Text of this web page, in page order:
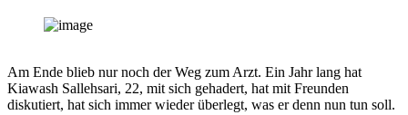
Am Ende blieb nur noch der Weg zum Arzt. Ein Jahr lang hat
Kiawash Sallehsari, 22, mit sich gehadert, hat mit Freunden
diskutiert, hat sich immer wieder überlegt, was er denn nun tun soll.